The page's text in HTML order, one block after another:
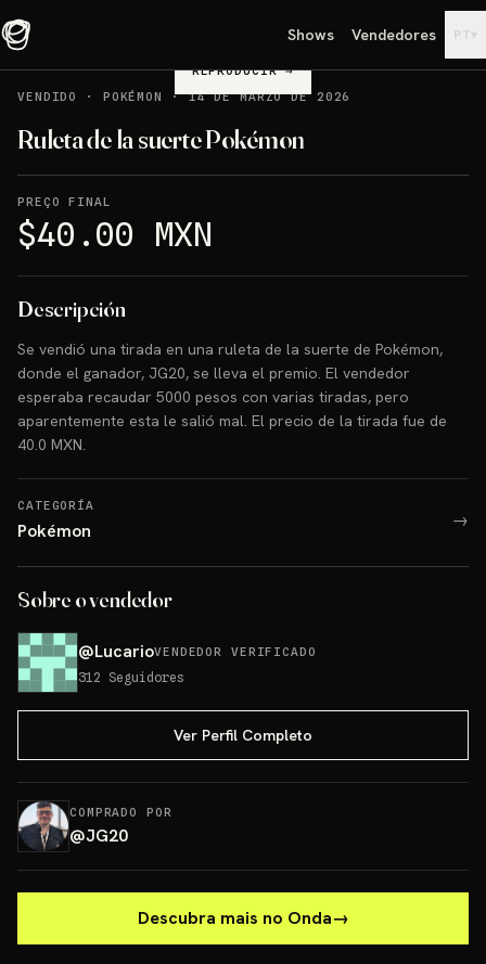
Shows Vendedores PT▾
REPRODUCIR→
VENDIDO
· POKÉMON ·14 DE MARZO DE 2026
Ruleta de la suerte Pokémon
PREÇO FINAL
$40.00 MXN
Descripción
Se vendió una tirada en una ruleta de la suerte de Pokémon,
donde el ganador, JG20, se lleva el premio. El vendedor
esperaba recaudar 5000 pesos con varias tiradas, pero
aparentemente esta le salió mal. El precio de la tirada fue de
40.0 MXN.
CATEGORÍA
Pokémon →
Sobre o vendedor
@LucarioVENDEDOR VERIFICADO
312 Seguidores
Ver Perfil Completo
COMPRADO POR
@JG20
Descubra mais no Onda→